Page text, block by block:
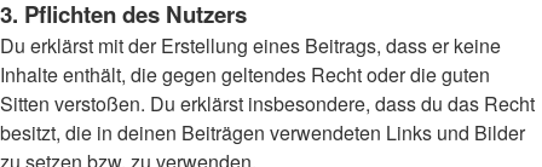
3. Pflichten des Nutzers
Du erklärst mit der Erstellung eines Beitrags, dass er keine
Inhalte enthält, die gegen geltendes Recht oder die guten
Sitten verstoßen. Du erklärst insbesondere, dass du das Recht
besitzt, die in deinen Beiträgen verwendeten Links und Bilder